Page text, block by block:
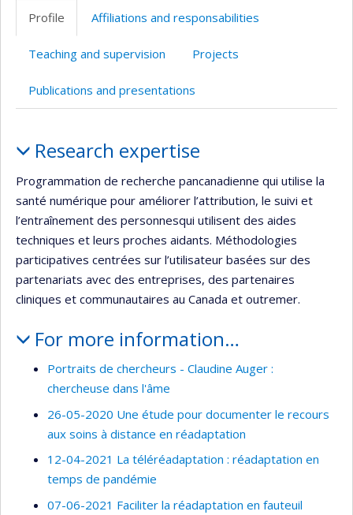
professionnelle
(faculté,département,école)
Scholar
Profile Affiliations and responsabilities
Teaching and supervision Projects
Publications and presentations
Research expertise
Programmation de recherche pancanadienne qui utilise la
santé numérique pour améliorer l’attribution, le suivi et
l’entraînement des personnesqui utilisent des aides
techniques et leurs proches aidants. Méthodologies
participatives centrées sur l’utilisateur basées sur des
partenariats avec des entreprises, des partenaires
cliniques et communautaires au Canada et outremer.
For more information…
Portraits de chercheurs - Claudine Auger :
chercheuse dans l'âme
26-05-2020 Une étude pour documenter le recours
aux soins à distance en réadaptation
12-04-2021 La téléréadaptation : réadaptation en
temps de pandémie
07-06-2021 Faciliter la réadaptation en fauteuil